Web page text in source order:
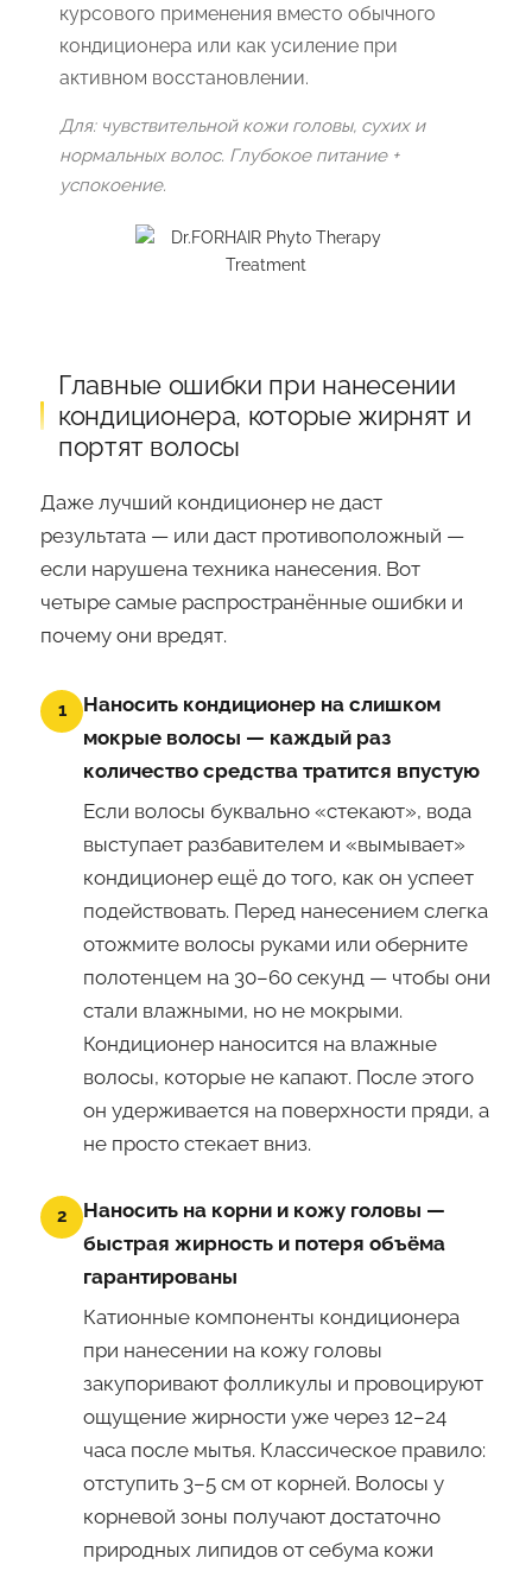
курсового применения вместо обычного
кондиционера или как усиление при
активном восстановлении.
Для: чувствительной кожи головы, сухих и
нормальных волос. Глубокое питание +
успокоение.
Главные ошибки при нанесении
кондиционера, которые жирнят и
портят волосы
Даже лучший кондиционер не даст
результата — или даст противоположный —
если нарушена техника нанесения. Вот
четыре самые распространённые ошибки и
почему они вредят.
1
Наносить кондиционер на слишком
мокрые волосы — каждый раз
количество средства тратится впустую
Если волосы буквально «стекают», вода
выступает разбавителем и «вымывает»
кондиционер ещё до того, как он успеет
подействовать. Перед нанесением слегка
отожмите волосы руками или оберните
полотенцем на 30–60 секунд — чтобы они
стали влажными, но не мокрыми.
Кондиционер наносится на влажные
волосы, которые не капают. После этого
он удерживается на поверхности пряди, а
не просто стекает вниз.
2
Наносить на корни и кожу головы —
быстрая жирность и потеря объёма
гарантированы
Катионные компоненты кондиционера
при нанесении на кожу головы
закупоривают фолликулы и провоцируют
ощущение жирности уже через 12–24
часа после мытья. Классическое правило:
отступить 3–5 см от корней. Волосы у
корневой зоны получают достаточно
природных липидов от себума кожи